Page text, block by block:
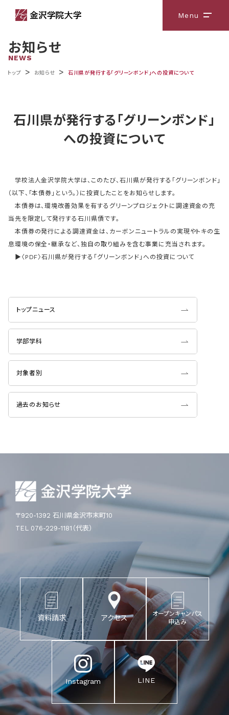
Menu メニ
お知らせ
NEWS
トップ > お知らせ > 石川県が発行する「グリーンボンド」への投資について
石川県が発行する「グリーンボンド」
への投資について
学校法人金沢学院大学は、このたび、石川県が発行する「グリーンボンド」
（以下、「本債券」という。）に投資したことをお知らせします。
本債券は、環境改善効果を有するグリーンプロジェクトに調達資金の充
当先を限定して発行する石川県債です。
本債券の発行による調達資金は、カーボンニュートラルの実現やトキの生
息環境の保全・継承など、独自の取り組みを含む事業に充当されます。
▶〈PDF〉石川県が発行する「グリーンボンド」への投資について
トップニュース
学部学科
対象者別
過去のお知らせ
〒920-1392 石川県金沢市末町10
TEL 076-229-1181（代表）
資料請求 アクセス
オープンキャンパス
申込み
Instagram LINE